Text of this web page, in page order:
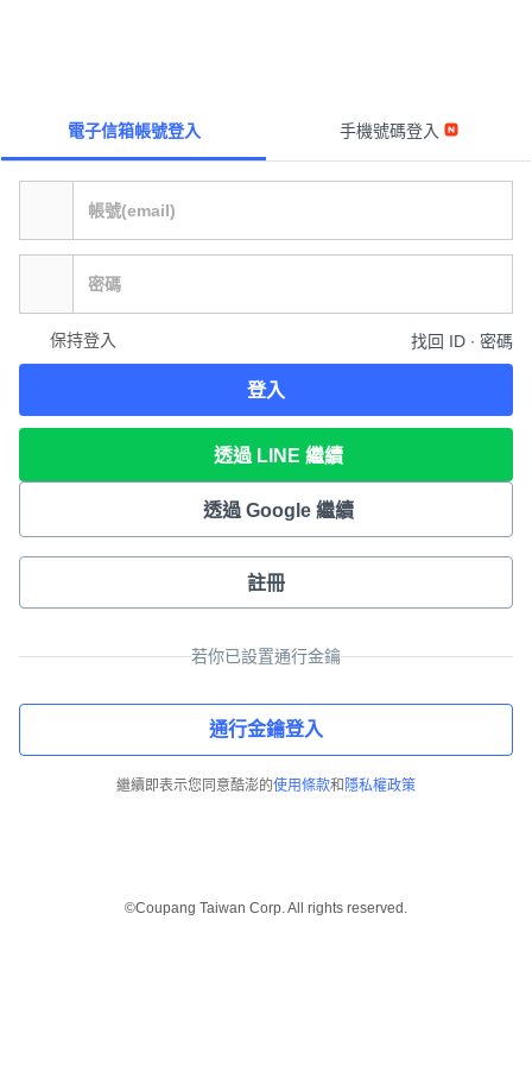
電子信箱帳號登入 手機號碼登入
保持登入 找回 ID ∙ 密碼
登入
透過 LINE 繼續
透過 Google 繼續
註冊
若你已設置通行金鑰
通行金鑰登入
繼續即表示您同意酷澎的使用條款和 隱私權政策
©Coupang Taiwan Corp. All rights reserved.